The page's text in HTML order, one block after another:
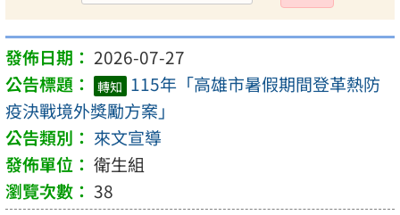
出
2026-07-27
轉知 115年「高雄市暑假期間登革熱防
疫決戰境外獎勵方案」
來文宣導
衛生組
38